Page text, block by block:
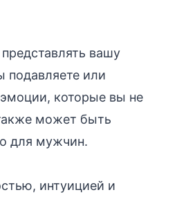
вашу
подавляете или
которые вы не
может быть
для мужчин.
интуицией и